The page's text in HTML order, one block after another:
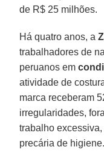
de R$ 25 milhões.
Há quatro anos, a
trabalhadores de
peruanos em
atividade de
marca receberam
irregularidades,
trabalho
precária de higiene.